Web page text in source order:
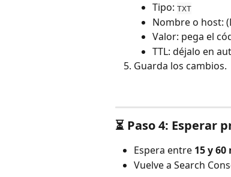
Tipo: TXT
Nombre o host:
Valor: pega el
TTL: déjalo en
Guarda los cambios.
⏳ Paso 4: Esperar
Espera entre 15 y
Vuelve a Search